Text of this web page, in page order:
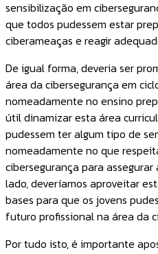
sensibilização em
que todos pudessem estar
ciberameaças e reagir
De igual forma, deveria ser
área da cibersegurança em
nomeadamente no ensino
útil dinamizar esta área
pudessem ter algum tipo de
nomeadamente no que
cibersegurança para
lado, deveríamos aproveitar
bases para que os jovens
futuro profissional na área da
Por tudo isto, é importante